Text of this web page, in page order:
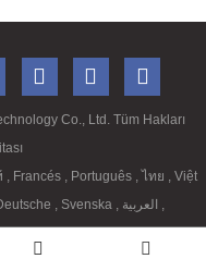
Co., Ltd. Tüm Hakları
, Francés , Português , ไทย , Việt
, Svenska , ,